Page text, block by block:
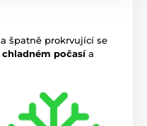
a špatně prokrvující se
chladném počasía